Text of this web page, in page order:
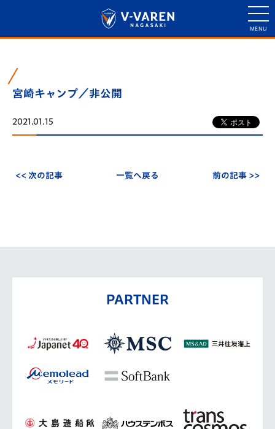
宮崎キャンプ／非公開
2021.01.15
<< 次の記事 一覧へ戻る 前の記事 >>
PARTNER